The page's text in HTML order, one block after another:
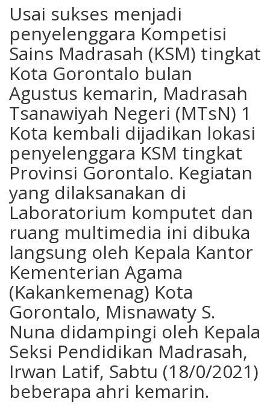
Usai sukses menjadi
penyelenggara Kompetisi
Sains Madrasah (KSM) tingkat
Kota Gorontalo bulan
Agustus kemarin, Madrasah
Tsanawiyah Negeri (MTsN) 1
Kota kembali dijadikan lokasi
penyelenggara KSM tingkat
Provinsi Gorontalo. Kegiatan
yang dilaksanakan di
Laboratorium komputet dan
ruang multimedia ini dibuka
langsung oleh Kepala Kantor
Kementerian Agama
(Kakankemenag) Kota
Gorontalo, Misnawaty S.
Nuna didampingi oleh Kepala
Seksi Pendidikan Madrasah,
Irwan Latif, Sabtu (18/0/2021)
beberapa ahri kemarin.